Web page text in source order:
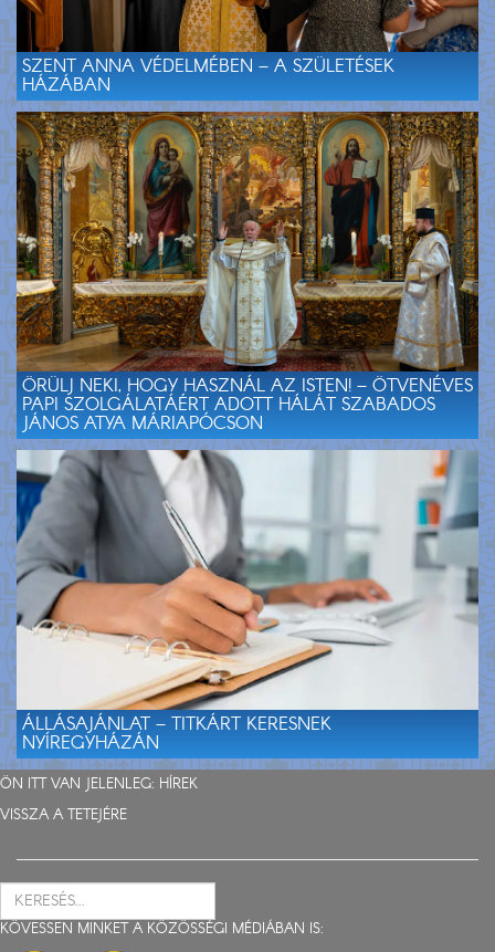
SZENT ANNA VÉDELMÉBEN – A SZÜLETÉSEK
HÁZÁBAN
ÖRÜLJ NEKI, HOGY HASZNÁL AZ ISTEN! – ÖTVENÉVES
PAPI SZOLGÁLATÁÉRT ADOTT HÁLÁT SZABADOS
JÁNOS ATYA MÁRIAPÓCSON
ÁLLÁSAJÁNLAT – TITKÁRT KERESNEK
NYÍREGYHÁZÁN
ÖN ITT VAN JELENLEG: HÍREK
VISSZA A TETEJÉRE
KÖVESSEN MINKET A KÖZÖSSÉGI MÉDIÁBAN IS: